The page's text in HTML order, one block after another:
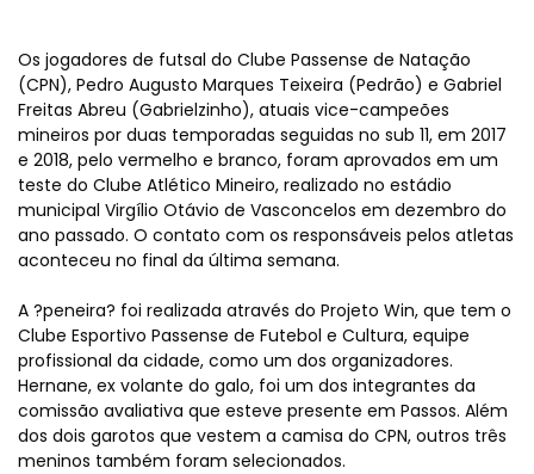
Os jogadores de futsal do Clube Passense de Natação
(CPN), Pedro Augusto Marques Teixeira (Pedrão) e Gabriel
Freitas Abreu (Gabrielzinho), atuais vice-campeões
mineiros por duas temporadas seguidas no sub 11, em 2017
e 2018, pelo vermelho e branco, foram aprovados em um
teste do Clube Atlético Mineiro, realizado no estádio
municipal Virgílio Otávio de Vasconcelos em dezembro do
ano passado. O contato com os responsáveis pelos atletas
aconteceu no final da última semana.
A ?peneira? foi realizada através do Projeto Win, que tem o
Clube Esportivo Passense de Futebol e Cultura, equipe
profissional da cidade, como um dos organizadores.
Hernane, ex volante do galo, foi um dos integrantes da
comissão avaliativa que esteve presente em Passos. Além
dos dois garotos que vestem a camisa do CPN, outros três
meninos também foram selecionados.